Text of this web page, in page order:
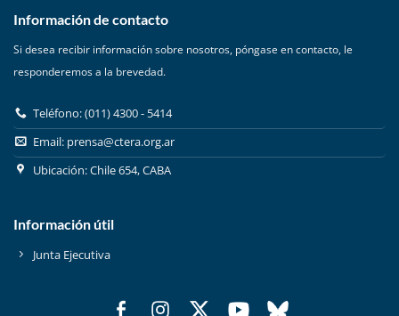
Información de contacto
Si desea recibir información sobre nosotros, póngase en contacto, le
responderemos a la brevedad.
Teléfono: (011) 4300 - 5414
Email: prensa@ctera.org.ar
Ubicación: Chile 654, CABA
Información útil
Junta Ejecutiva